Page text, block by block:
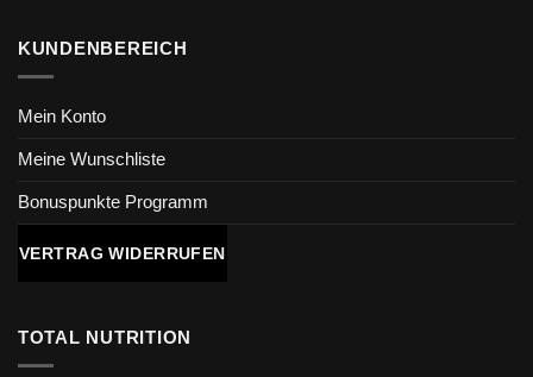
KUNDENBEREICH
Mein Konto
Meine Wunschliste
Bonuspunkte Programm
VERTRAG WIDERRUFEN
TOTAL NUTRITION